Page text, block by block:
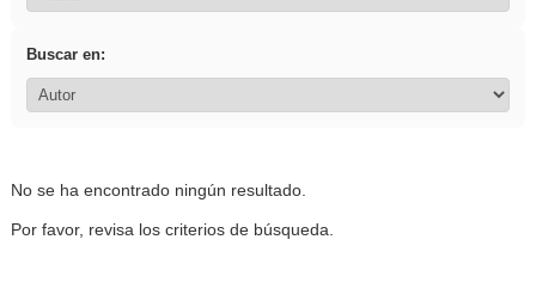
Buscar en:
No se ha encontrado ningún resultado.
Por favor, revisa los criterios de búsqueda.